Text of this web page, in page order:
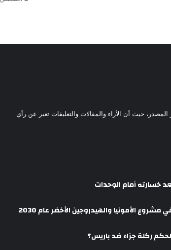
حيث أن الأراء والمقالات والتعليقات تعبر عن رأي
خسارته أمام الوحدات
الأمونيا والهيدروجين الأخضر عام 2030
ركلة جزاء ضد باريس؟